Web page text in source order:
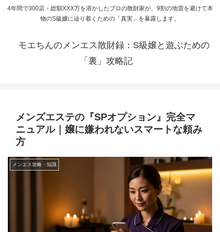
4年間で300店・総額XXX万を溶かしたプロの散財家が、9割の地雷を避けて本
物のS級嬢に辿り着くための「真実」を暴露します。
モエちんのメンエス散財録：S級嬢と遊ぶための
「裏」攻略記
メンズエステの『SPオプション』完全マ
ニュアル｜嬢に嫌われないスマートな頼み
方
メンエス攻略・知識